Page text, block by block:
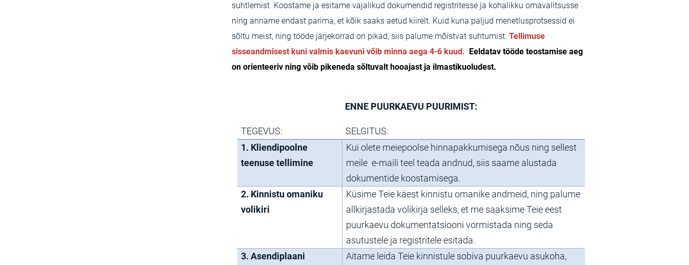
suhtlemist. Koostame ja esitame vajalikud dokumendid registritesse ja kohalikku omavalitsusse
ning anname endast parima, et kõik saaks aetud kiirelt. Kuid kuna paljud menetlusprotsessid ei
sõltu meist, ning tööde järjekorrad on pikad, siis palume mõistvat suhtumist. Tellimuse
sisseandmisest kuni valmis kaevuni võib minna aega 4-6 kuud.
Eeldatav tööde teostamise aeg
on orienteeriv ning võib pikeneda sõltuvalt hooajast ja ilmastikuoludest.
ENNE PUURKAEVU PUURIMIST:
TEGEVUS:
SELGITUS:
1. Kliendipoolne
teenuse tellimine
Kui olete meiepoolse hinnapakkumisega nõus ning sellest
meile e-maili teel teada andnud, siis saame alustada
dokumentide koostamisega.
2. Kinnistu omaniku
volikiri
Küsime Teie käest kinnistu omanike andmeid, ning palume
allkirjastada volikirja selleks, et me saaksime Teie eest
puurkaevu dokumentatsiooni vormistada ning seda
asutustele ja registritele esitada.
3. Asendiplaani
Aitame leida Teie kinnistule sobiva puurkaevu asukoha,